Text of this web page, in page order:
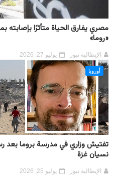
مصري يفارق الحياة متأثرًا
«روما»
الإيطالية نيوز يوليو 27, 2026
أوروبا
تفتيش وزاري في مدرسة بروما بعد
نسيان غزة
الإيطالية نيوز يوليو 25, 2026